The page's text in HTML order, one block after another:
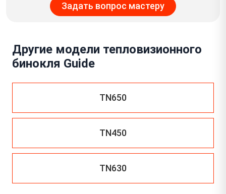
Задать вопрос мастеру
Другие модели тепловизионного
бинокля Guide
TN650
TN450
TN630